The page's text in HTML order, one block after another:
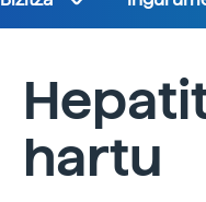
hartu